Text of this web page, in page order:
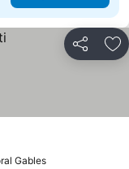
Compartir
Gables